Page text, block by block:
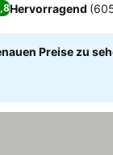
Hervorragend
Preise zu